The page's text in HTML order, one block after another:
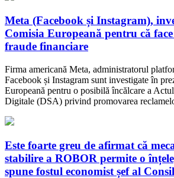
Meta (Facebook și Instagram),
Comisia Europeană pentru că
fraude financiare
Firma americană Meta, administratorul
Facebook și Instagram sunt investigate în
Europeană pentru o posibilă încălcare a
Digitale (DSA) privind promovarea
Este foarte greu de afirmat că
stabilire a ROBOR permite o
spune fostul economist șef al